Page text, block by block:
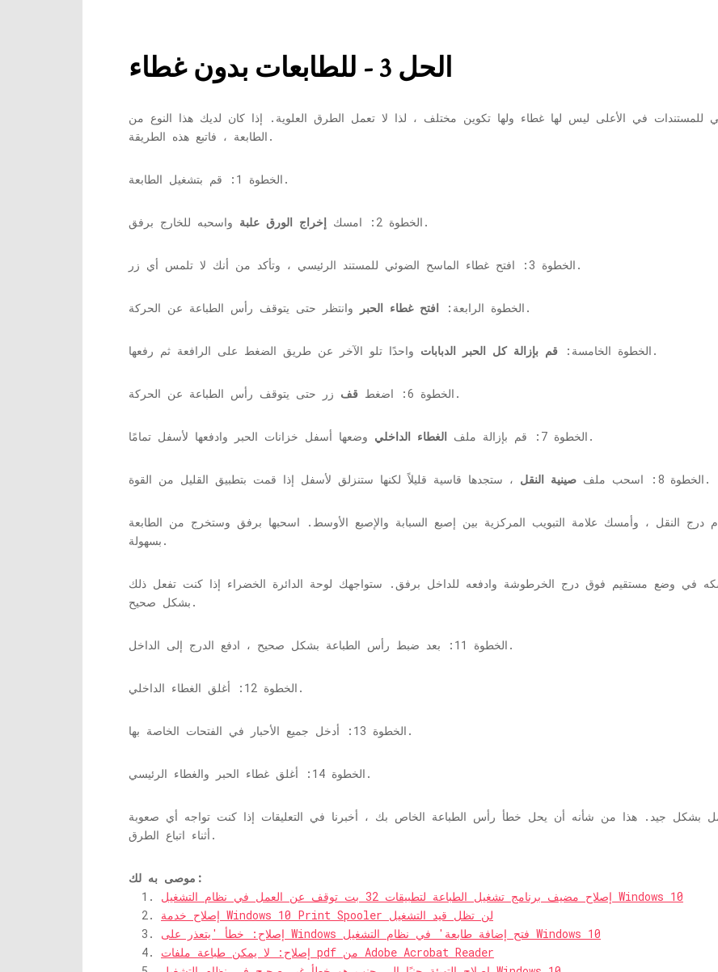
الحل 3 - للطابعات بدون غطاء
للمستندات في الأعلى ليس لها غطاء ولها تكوين مختلف ، لذا لا تعمل الطرق العلوية. إذا كان لديك هذا النوع من
الطابعة ، فاتبع هذه الطريقة.
الخطوة 1: قم بتشغيل الطابعة.
الخطوة 2: امسك إخراج الورق علبة واسحبه للخارج برفق.
الخطوة 3: افتح غطاء الماسح الضوئي للمستند الرئيسي ، وتأكد من أنك لا تلمس أي زر.
الخطوة الرابعة: افتح غطاء الحبر وانتظر حتى يتوقف رأس الطباعة عن الحركة.
الخطوة الخامسة: قم بإزالة كل الحبر الدبابات واحدًا تلو الآخر عن طريق الضغط على الرافعة ثم رفعها.
الخطوة 6: اضغط قف زر حتى يتوقف رأس الطباعة عن الحركة.
الخطوة 7: قم بإزالة ملف الغطاء الداخلي وضعها أسفل خزانات الحبر وادفعها لأسفل تمامًا.
الخطوة 8: اسحب ملف صينية النقل ، ستجدها قاسية قليلاً لكنها ستنزلق لأسفل إذا قمت بتطبيق القليل من القوة.
درج النقل ، وأمسك علامة التبويب المركزية بين إصبع السبابة والإصبع الأوسط. اسحبها برفق وستخرج من الطابعة
بسهولة.
، أمسكه في وضع مستقيم فوق درج الخرطوشة وادفعه للداخل برفق. ستواجهك لوحة الدائرة الخضراء إذا كنت تفعل ذلك
بشكل صحيح.
الخطوة 11: بعد ضبط رأس الطباعة بشكل صحيح ، ادفع الدرج إلى الداخل.
الخطوة 12: أغلق الغطاء الداخلي.
الخطوة 13: أدخل جميع الأحبار في الفتحات الخاصة بها.
الخطوة 14: أغلق غطاء الحبر والغطاء الرئيسي.
بشكل جيد. هذا من شأنه أن يحل خطأ رأس الطباعة الخاص بك ، أخبرنا في التعليقات إذا كنت تواجه أي صعوبة
أثناء اتباع الطرق.
موصى به لك:
إصلاح مضيف برنامج تشغيل الطباعة لتطبيقات 32 بت توقف عن العمل في نظام التشغيل Windows 10
إصلاح خدمة Windows 10 Print Spooler لن تظل قيد التشغيل
إصلاح: خطأ 'يتعذر على Windows فتح إضافة طابعة' في نظام التشغيل Windows 10
إصلاح: لا يمكن طباعة ملفات pdf من Adobe Acrobat Reader